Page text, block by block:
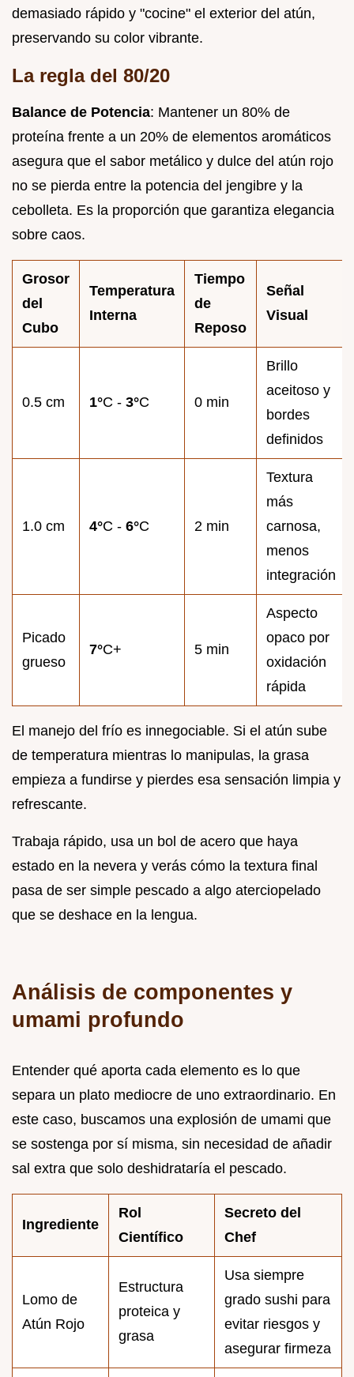
demasiado rápido y "cocine" el exterior del atún,
preservando su color vibrante.
La regla del 80/20
Balance de Potencia: Mantener un 80% de
proteína frente a un 20% de elementos aromáticos
asegura que el sabor metálico y dulce del atún rojo
no se pierda entre la potencia del jengibre y la
cebolleta. Es la proporción que garantiza elegancia
sobre caos.
Grosor
del
Cubo
Temperatura
Interna
Tiempo
de
Reposo
Señal
Visual
0.5 cm 1°C - 3°C 0 min
Brillo
aceitoso y
bordes
definidos
1.0 cm 4°C - 6°C 2 min
Textura
más
carnosa,
menos
integración
Picado
grueso
7°C+ 5 min
Aspecto
opaco por
oxidación
rápida
El manejo del frío es innegociable. Si el atún sube
de temperatura mientras lo manipulas, la grasa
empieza a fundirse y pierdes esa sensación limpia y
refrescante.
Trabaja rápido, usa un bol de acero que haya
estado en la nevera y verás cómo la textura final
pasa de ser simple pescado a algo aterciopelado
que se deshace en la lengua.
Análisis de componentes y
umami profundo
Entender qué aporta cada elemento es lo que
separa un plato mediocre de uno extraordinario. En
este caso, buscamos una explosión de umami que
se sostenga por sí misma, sin necesidad de añadir
sal extra que solo deshidrataría el pescado.
Ingrediente
Rol
Científico
Secreto del
Chef
Lomo de
Atún Rojo
Estructura
proteica y
grasa
Usa siempre
grado sushi para
evitar riesgos y
asegurar firmeza